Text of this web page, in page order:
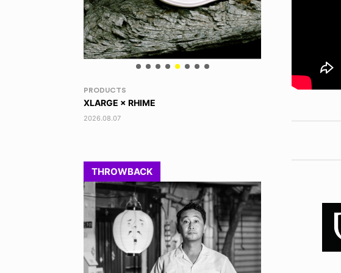
VOICE OF FREEDOM
AKIRA OZAWA / 尾澤 彰
2021.09.02
RANDOM
THROWBACK